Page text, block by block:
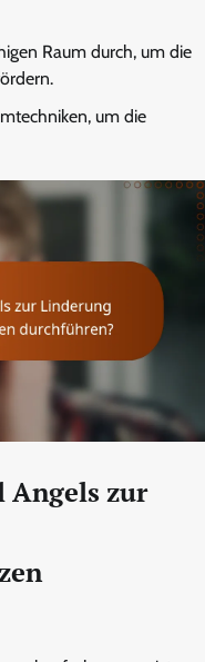
Raum durch, um die
um die
Angels zur